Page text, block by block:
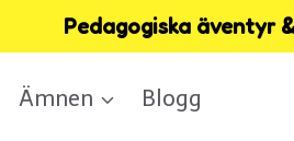
Pedagogiska äventyr
Ämnen Blogg